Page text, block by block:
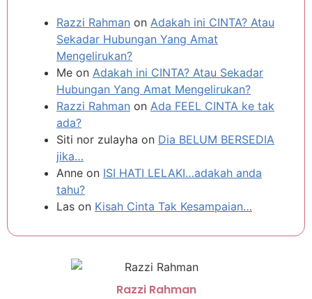
Razzi Rahman on Adakah ini CINTA? Atau
Sekadar Hubungan Yang Amat
Mengelirukan?
Me on Adakah ini CINTA? Atau Sekadar
Hubungan Yang Amat Mengelirukan?
Razzi Rahman on Ada FEEL CINTA ke tak
ada?
Siti nor zulayha on Dia BELUM BERSEDIA
jika…
Anne on ISI HATI LELAKI…adakah anda
tahu?
Las on Kisah Cinta Tak Kesampaian…
Razzi Rahman